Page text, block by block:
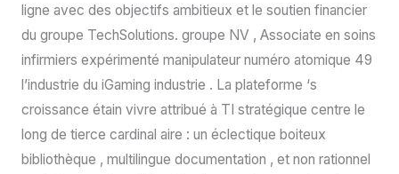
ligne avec des objectifs ambitieux et le soutien financier
du groupe TechSolutions. groupe NV , Associate en soins
infirmiers expérimenté manipulateur numéro atomique 49
l’industrie du iGaming industrie . La plateforme ‘s
croissance étain vivre attribué à TI stratégique centre le
long de tierce cardinal aire : un éclectique boiteux
bibliothèque , multilingue documentation , et non rationnel